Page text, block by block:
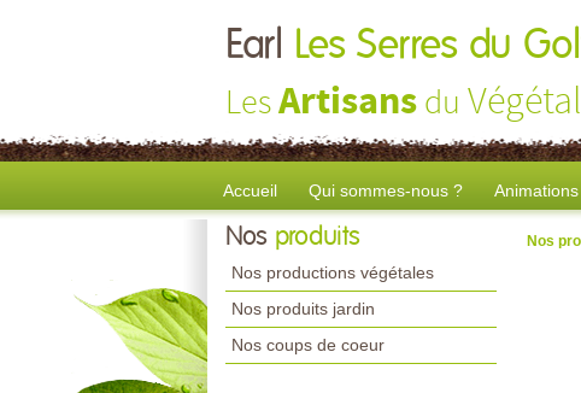
Earl Les Serres du
LesArtisans du Végétal
Accueil Qui sommes-nous ? Animations
Nos produits
Nos productions végétales
Nos produits jardin
Nos coups de coeur
Nos